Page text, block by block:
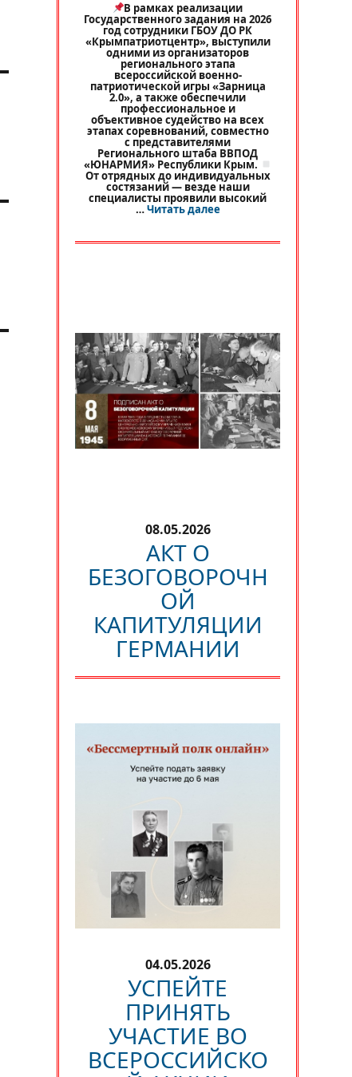
В рамках реализации
Государственного задания на 2026
год сотрудники ГБОУ ДО РК
«Крымпатриотцентр», выступили
одними из организаторов
регионального этапа
всероссийской военно-
патриотической игры «Зарница
2.0», а также обеспечили
профессиональное и
объективное судейство на всех
этапах соревнований, совместно
с представителями
Регионального штаба ВВПОД
«ЮНАРМИЯ» Республики Крым.
От отрядных до индивидуальных
состязаний — везде наши
специалисты проявили высокий
…Читать далее«
08.05.2026
АКТ О
БЕЗОГОВОРОЧН
ОЙ
КАПИТУЛЯЦИИ
ГЕРМАНИИ
04.05.2026
УСПЕЙТЕ
ПРИНЯТЬ
УЧАСТИЕ ВО
ВСЕРОССИЙСКО